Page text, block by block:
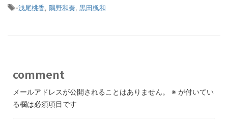
-浅尾桃香 隅野和奏 黒田楓和
comment
メールアドレスが公開されることはありません。 ※ が付いてい
る欄は必須項目です